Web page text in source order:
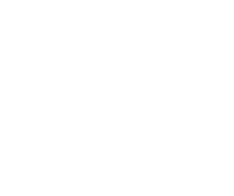
Ce qui signifie que ses taux en
dans des proportions minimes.